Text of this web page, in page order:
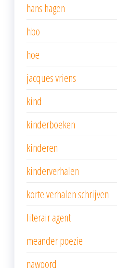
hans hagen
hbo
hoe
jacques vriens
kind
kinderboeken
kinderen
kinderverhalen
korte verhalen schrijven
literair agent
meander poezie
nawoord